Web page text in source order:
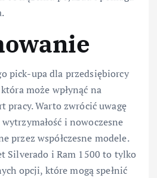
pick-upa dla przedsiębiorcy
może wpłynąć na
pracy. Warto zwrócić uwagę
i nowoczesne
przez współczesne modele.
Silverado i Ram 1500 to tylko
opcji, które mogą spełnić